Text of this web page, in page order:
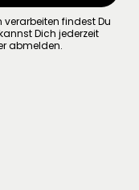
verarbeiten findest Du
Dich jederzeit
abmelden.